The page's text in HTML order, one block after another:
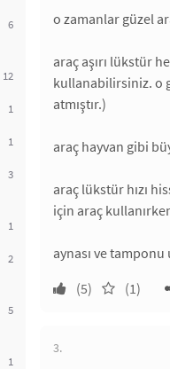
6
12
1
1
3
1
2
5
1
o zamanlar güzel
araç aşırı lükstür
kullanabilirsiniz. o
atmıştır.)
araç hayvan gibi
araç lükstür hızı
için araç
aynası ve
(5)
(1)
3.